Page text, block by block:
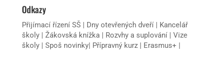
Odkazy
Přijímací řízení SŠ| Dny otevřených dveří|
Kancelář
školy| Žákovská knížka| Rozvhy a suplování
Vize
školy
Spoš novinky| Přípravný kurz| Erasmus+